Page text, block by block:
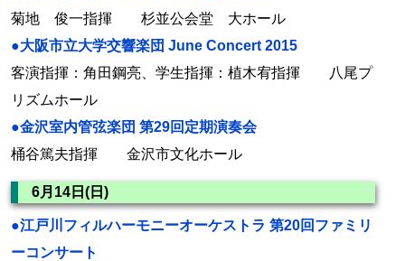
菊地 俊一指揮 杉並公会堂 大ホール
●大阪市立大学交響楽団 June Concert 2015
客演指揮：角田鋼亮、学生指揮：植木宥指揮 八尾プ
リズムホール
●金沢室内管弦楽団 第29回定期演奏会
桶谷篤夫指揮 金沢市文化ホール
6月14日(日)
●江戸川フィルハーモニーオーケストラ 第20回ファミリ
ーコンサート